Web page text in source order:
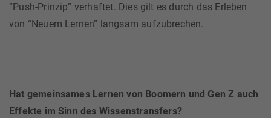
“Push-Prinzip” verhaftet. Dies gilt es durch das Erleben
von “Neuem Lernen” langsam aufzubrechen.
Hat gemeinsames Lernen von Boomern und Gen Z auch
Effekte im Sinn des Wissenstransfers?